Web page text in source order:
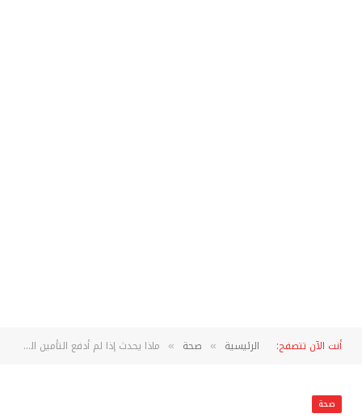
أنت الآن تتصفح: الرئيسية » صحة » ماذا يحدث إذا لم أدفع التأمين الوطني في بريطانيا؟
صحة